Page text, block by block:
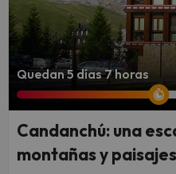
Quedan 5 días 7 horas
Candanchú: una
montañas y